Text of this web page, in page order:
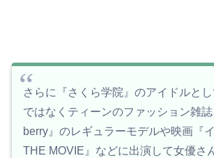
さらに『さくら学院』のアイドルと
ではなくティーンのファッション雑
berry』のレギュラーモデルや映画『
THE MOVIE』などに出演して女優さ